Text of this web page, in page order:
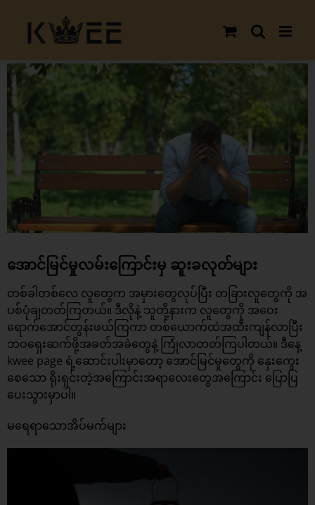
content
View
Larger
Image
အောင်မြင်မှုလမ်းကြောင်းမှ ဆူးခလုတ်များ
တစ်ခါတစ်လေ လူတွေက အမှားတွေလုပ်ပြီး တခြားလူတွေကို အ
ပစ်ပုံချတတ်ကြတယ်။ ဒီလိုနဲ့ သူတို့နားက လူတွေကို အဝေး
ရောက်အောင်တွန်းဖယ်ကြကာ တစ်ယောက်ထဲအထီးကျန်လာပြီး
ဘဝရှေးဆက်ဖို့အခတ်အခဲတွေနဲ့ ကြုံလာတတ်ကြပါတယ်။ ဒီနေ့
kwee page ရဲ့ဆောင်းပါးမှာတော့ အောင်မြင်မှုတွေကို နှေးကွေး
စေသော ရိုးရှင်းတဲ့အကြောင်းအရာလေးတွေအကြောင်း ပြောပြ
ပေးသွားမှာပါ။
မရေရာသောအိပ်မက်များ